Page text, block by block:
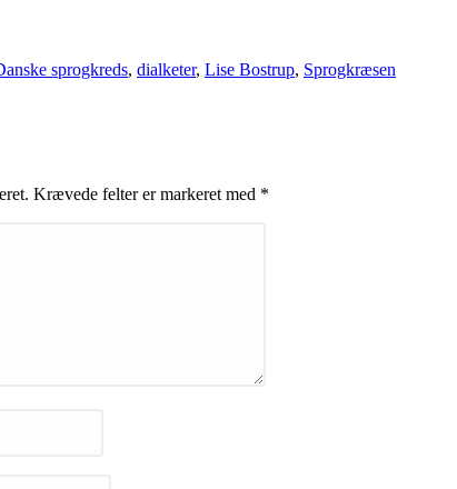
sprogkreds, dialketer, Lise Bostrup, Sprogkræsen
Krævede felter er markeret med *